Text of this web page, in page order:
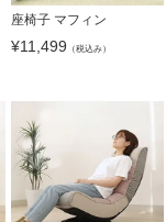
座椅子 マフィン
¥11,499 （税込み）